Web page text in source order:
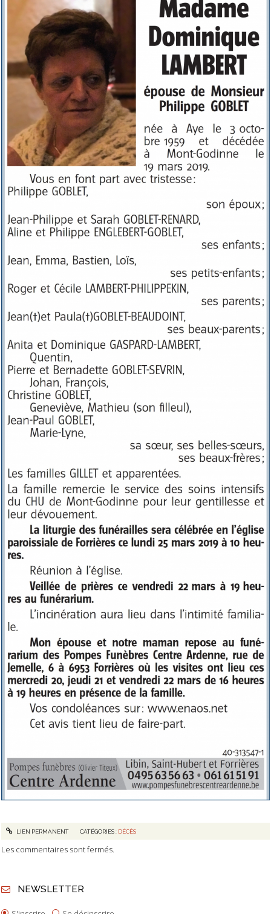
LIEN PERMANENT CATÉGORIES : DÉCÈS
Les commentaires sont fermés.
NEWSLETTER